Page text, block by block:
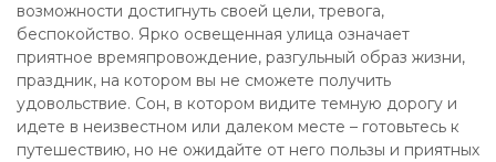
возможности достигнуть своей цели, тревога,
беспокойство. Ярко освещенная улица означает
приятное времяпровождение, разгульный образ жизни,
праздник, на котором вы не сможете получить
удовольствие. Сон, в котором видите темную дорогу и
идете в неизвестном или далеком месте – готовьтесь к
путешествию, но не ожидайте от него пользы и приятных